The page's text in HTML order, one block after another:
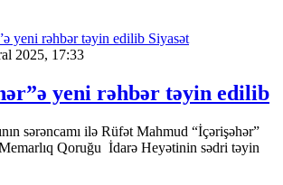
Siyasət
2025, 17:33
yeni rəhbər təyin edilib
sərəncamı ilə Rüfət Mahmud “İçərişəhər”
Qoruğu İdarə Heyətinin sədri təyin